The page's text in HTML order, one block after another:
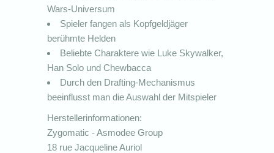
Wars-Universum
Spieler fangen als Kopfgeldjäger
berühmte Helden
Beliebte Charaktere wie Luke Skywalker,
Han Solo und Chewbacca
Durch den Drafting-Mechanismus
beeinflusst man die Auswahl der Mitspieler
Herstellerinformationen:
Zygomatic - Asmodee Group
18 rue Jacqueline Auriol